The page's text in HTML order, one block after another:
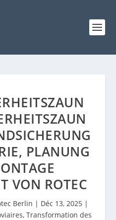
PLANUNG
VON ROTEC
Berlin | Déc 13, 2025|
, Transformation des